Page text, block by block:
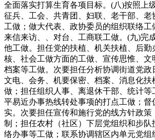
全面落实打算生育各项目标。(八)按照上
征兵、工会、共青团、妇联、老干部、老
工做；做大代表、政协委员的组织联络工
来信来访、、对台、工商联工做。(九)完
他工做。担任党的扶植、机关扶植、后勤
核、社会工做方面的工做、宣传思惟、文
档案等工做。次要担任分析协调街道党政
文电、会务、机要保密、档案、消息化扶
做；担任组织人事、离退休干部、统计等
平易近办事热线转处事项的打点工做；督
实。次要担任宣传和施行党的线方针政策
制；担任农村（社区）下层党组织和步队
络办事等工做；联系协调辖区内单元党组